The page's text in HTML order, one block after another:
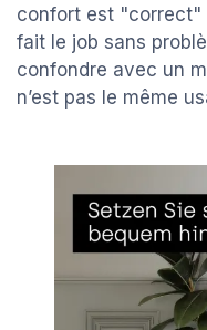
confort est "correct"
fait le job sans
confondre avec un
n’est pas le même